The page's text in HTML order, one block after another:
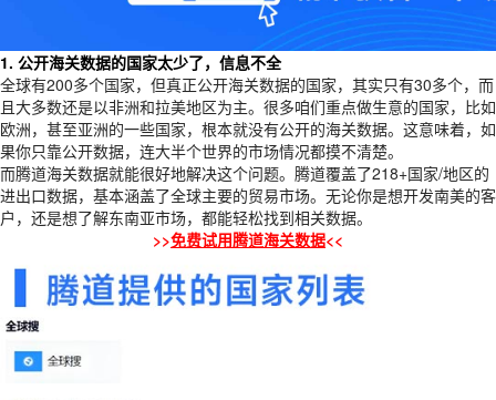
1. 公开海关数据的国家太少了，信息不全
全球有200多个国家，但真正公开海关数据的国家，其实只有30多个，而
且大多数还是以非洲和拉美地区为主。很多咱们重点做生意的国家，比如
欧洲，甚至亚洲的一些国家，根本就没有公开的海关数据。这意味着，如
果你只靠公开数据，连大半个世界的市场情况都摸不清楚。
而腾道海关数据就能很好地解决这个问题。腾道覆盖了218+国家/地区的
进出口数据，基本涵盖了全球主要的贸易市场。无论你是想开发南美的客
户，还是想了解东南亚市场，都能轻松找到相关数据。
>>免费试用腾道海关数据<<